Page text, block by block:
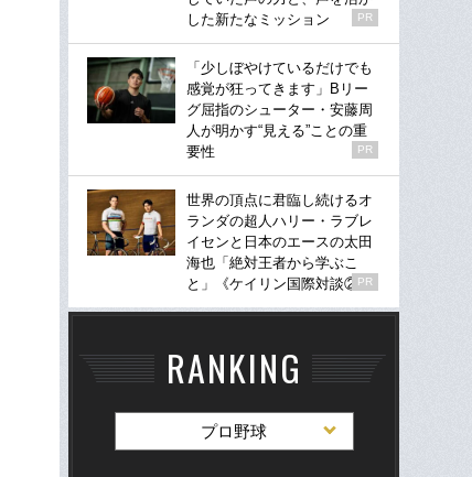
した新たなミッション
PR
「少しぼやけているだけでも
感覚が狂ってきます」Bリー
グ屈指のシューター・安藤周
人が明かす“見える”ことの重
要性
PR
世界の頂点に君臨し続けるオ
ランダの超人ハリー・ラブレ
イセンと日本のエースの太田
海也「絶対王者から学ぶこ
と」《ケイリン国際対談②》
PR
RANKING
プロ野球